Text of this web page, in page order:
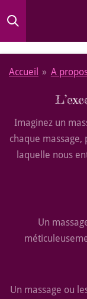
Passer
Accueil » A
Imaginez un
chaque massage,
laquelle nous
Un
Un massage ou